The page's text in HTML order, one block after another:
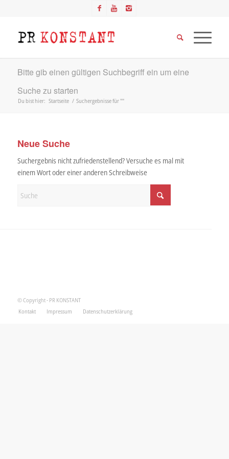
Bitte gib einen gültigen Suchbegriff ein um eine
Suche zu starten
Du bist hier: Startseite / Suchergebnisse für ""
Neue Suche
Suchergebnis nicht zufriedenstellend? Versuche es mal mit
einem Wort oder einer anderen Schreibweise
© Copyright - PR KONSTANT
Kontakt
Impressum Datenschutzerklärung